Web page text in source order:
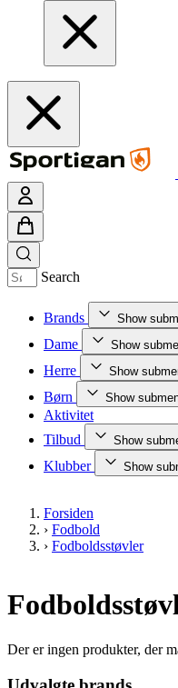
Search
Brands Show
Dame Show
Herre Show
Børn Show
Aktivitet
Tilbud
Show
Klubber Show
Forsiden
› Fodbold
› Fodboldsstøvler
Der er ingen produkter, der